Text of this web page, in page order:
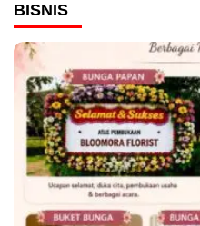
BISNIS